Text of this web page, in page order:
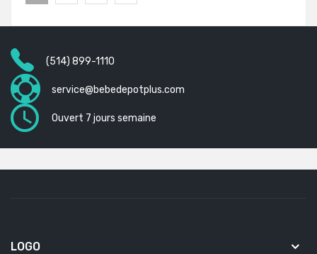
(514) 899-1110
service@bebedepotplus.com
Ouvert 7 jours semaine
LOGO